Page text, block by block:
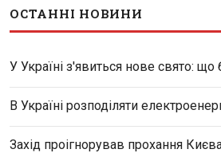
ОСТАННІ НОВИНИ
У Україні з'явиться нове свято: що
В Україні розподіляти
Захід проігнорував прохання